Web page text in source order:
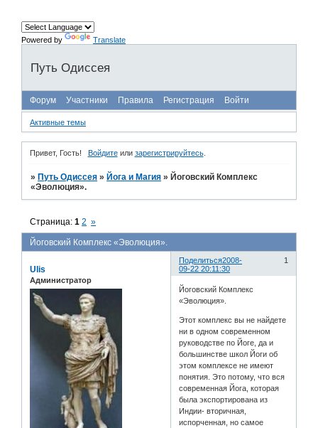
Powered by Translate
Путь Одиссея
Форум Участники Правила Регистрация Войти
Активные темы
Привет, Гость! Войдитеили зарегистрируйтесь.
» Путь Одиссея » Йога и Магия » Йоговский Комплекс
«Эволюция».
Йоговский Комплекс «Эволюция».
Страница:1 2 »
Поделиться 1
2008-
09-22 20:11:30
Ulis
Администратор
Йоговский Комплекс
«Эволюция».
Этот комплекс вы не найдете
ни в одном современном
руководстве по Йоге, да и
большинстве школ Йоги об
этом комплексе не имеют
понятия. Это потому, что вся
современная Йога, которая
была экспортирована из
Индии- вторичная,
испорченная, но самое